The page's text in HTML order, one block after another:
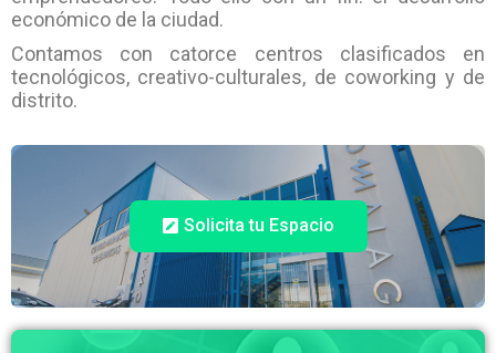
económico de la ciudad.
Contamos con catorce centros clasificados en
tecnológicos, creativo-culturales, de coworking y de
distrito.
Solicita tu Espacio